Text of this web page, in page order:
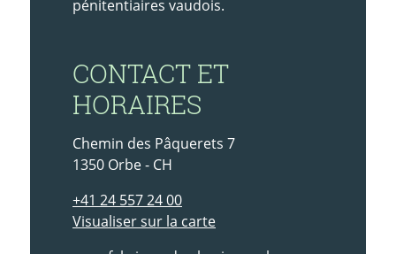
pénitentiaires vaudois.
CONTACT ET
HORAIRES
Chemin des Pâquerets 7
1350 Orbe - CH
+41 24 557 24 00
Visualiser sur la carte